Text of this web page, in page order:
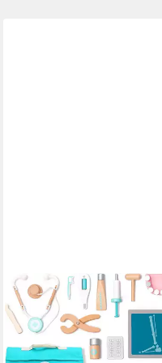
ESUN
Spielzeug-Arztkoffer Holz
Arztkoffer Kinder Spielset
Doktorkoffer Spielzeug 18 St.,